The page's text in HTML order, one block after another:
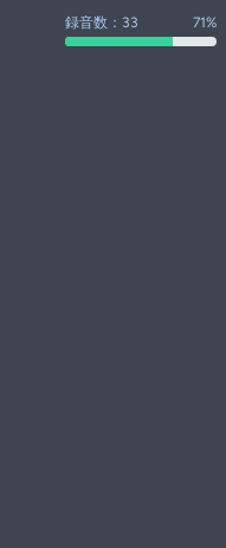
録音数：33 71%